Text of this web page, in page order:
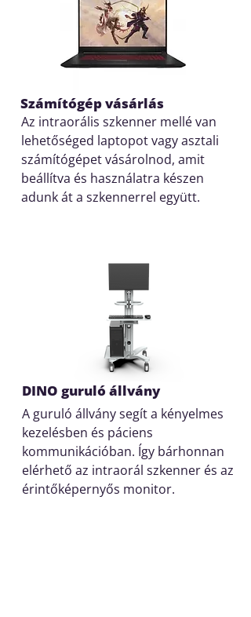
Számítógép vásárlás
Az intraorális szkenner mellé van
lehetőséged laptopot vagy asztali
számítógépet vásárolnod, amit
beállítva és használatra készen
adunk át a szkennerrel együtt.
DINO guruló állvány
A guruló állvány segít a kényelmes
kezelésben és páciens
kommunikációban. Így bárhonnan
elérhető az intraorál szkenner és az
érintőképernyős monitor.